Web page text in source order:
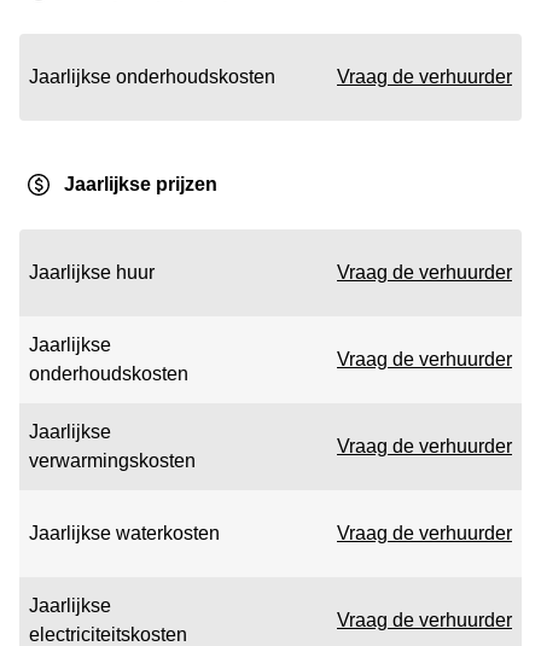
Jaarlijkse onderhoudskosten Vraag de verhuurder
Jaarlijkse prijzen
Jaarlijkse huur Vraag de verhuurder
Jaarlijkse
onderhoudskosten
Vraag de verhuurder
Jaarlijkse
verwarmingskosten
Vraag de verhuurder
Jaarlijkse waterkosten Vraag de verhuurder
Jaarlijkse
electriciteitskosten
Vraag de verhuurder